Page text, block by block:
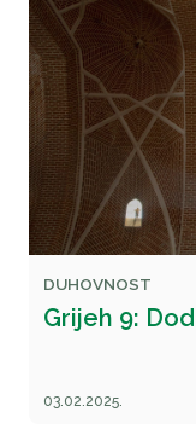
DUHOVNOST
Grijeh 9:
03.02.2025.